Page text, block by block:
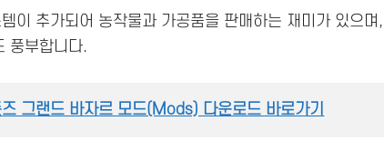
이 추가되어 농작물과 가공품을 판매하는 재미가 있으
풍부합니다.
그랜드 바자르 모드(Mods) 다운로드 바로가기